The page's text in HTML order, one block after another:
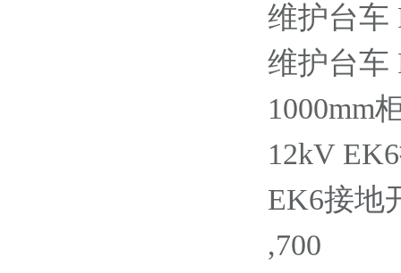
维护台车
维护台车
1000mm
12kV
EK6接地
,700